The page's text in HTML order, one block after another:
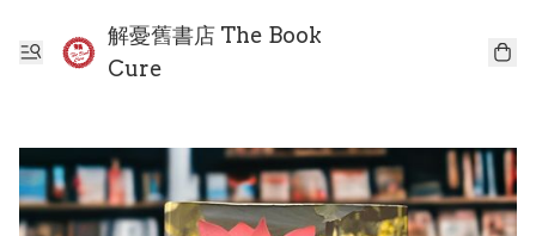
解憂舊書店 The Book
Cure